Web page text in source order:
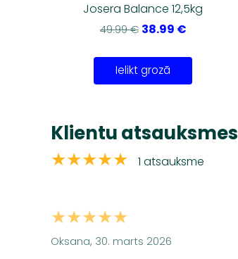
Josera Balance 12,5kg
49.99 € 38.99 €
Ielikt grozā
Klientu atsauksmes
★★★★★ 1 atsauksme
★★★★★
Oksana, 30. marts 2026